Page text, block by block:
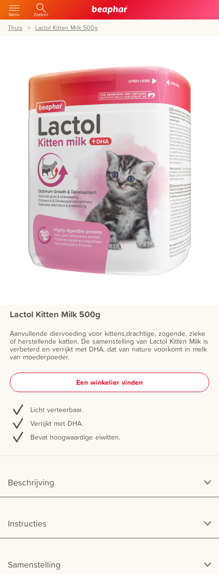
Menu Zoeken
Thuis Lactol Kitten Milk 500g
Lactol Kitten Milk 500g
Aanvullende diervoeding voor kittens,drachtige, zogende, zieke
of herstellende katten. De samenstelling van Lactol Kitten Milk is
verbeterd en verrijkt met DHA, dat van nature voorkomt in melk
van moederpoeder.
Een winkelier vinden
Licht verteerbaar.
Verrijkt met DHA.
Bevat hoogwaardige eiwitten.
Beschrijving
Instructies
Samenstelling